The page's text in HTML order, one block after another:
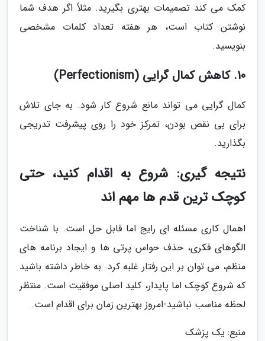
کمک می کند تصمیمات بهتری بگیرید. مثلاً اگر هدف شما
نوشتن کتاب است، هر هفته تعداد کلمات مشخصی
بنویسید.
10. کاهش کمال گرایی (Perfectionism)
کمال گرایی می تواند مانع شروع کار شود. به جای تلاش
برای بی نقص بودن، تمرکز خود را روی پیشرفت تدریجی
بگذارید.
نتیجه گیری: شروع به اقدام کنید، حتی
کوچک ترین قدم ها مهم اند
اهمال کاری مسئله ای رایج اما قابل حل است. با شناخت
الگوهای فکری، حذف حواس پرتی ها و ایجاد برنامه های
منظم، می توان بر این رفتار غلبه کرد. به خاطر داشته باشید
که شروع کوچک اما پایدار، کلید اصلی موفقیت است. منتظر
لحظه مناسب نباشید-امروز بهترین زمان برای اقدام است.
منبع: یک پزشک